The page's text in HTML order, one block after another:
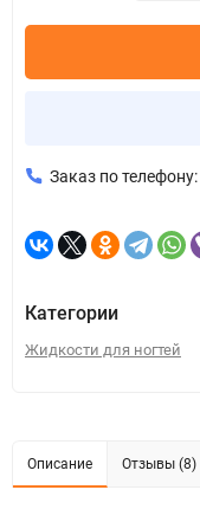
Заказ по телефону:
Категории
​Жидкости для ногтей
Описание Отзывы (8)